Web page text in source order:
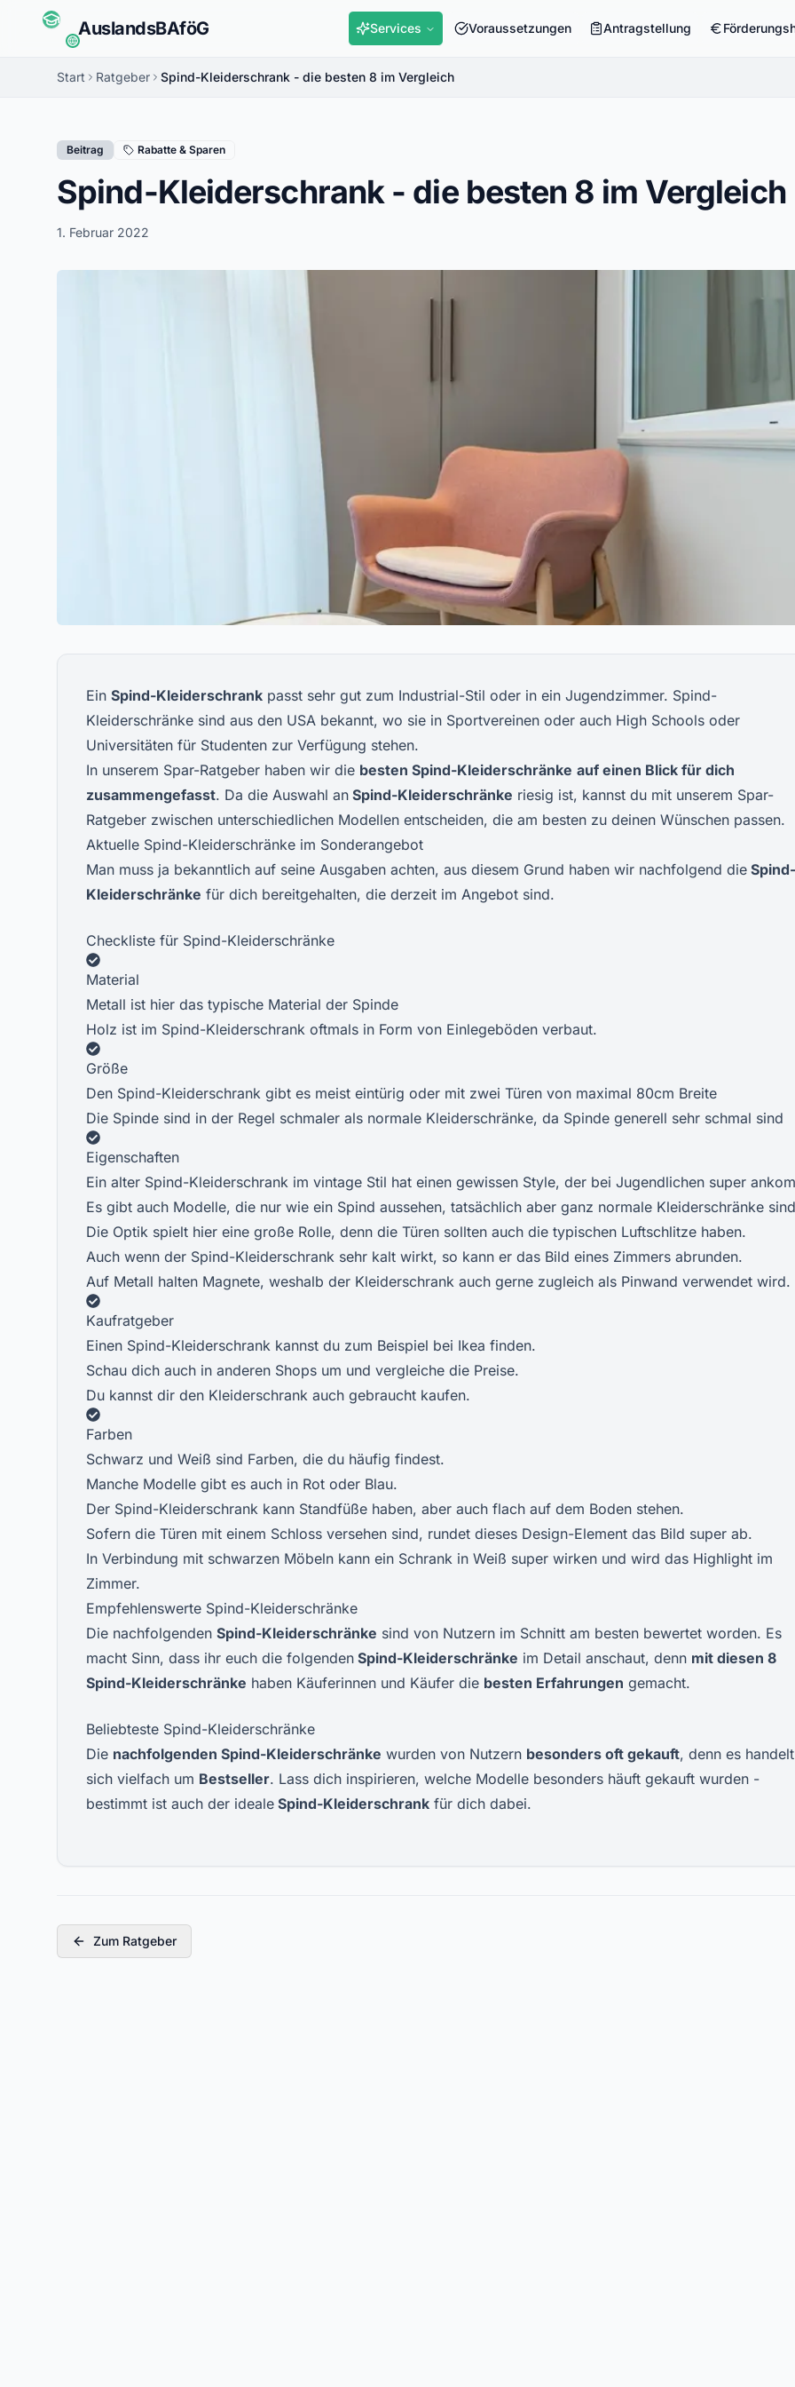
AuslandsBAföG Services Voraussetzungen Antragstellung
Start Ratgeber Spind-Kleiderschrank - die besten 8 im Vergleich
Beitrag Rabatte & Sparen
Spind-Kleiderschrank - die besten 8 im Vergleich
1. Februar 2022
Ein Spind-Kleiderschrank passt sehr gut zum Industrial-Stil oder in ein Jugendzimmer. Spind-
Kleiderschränke sind aus den USA bekannt, wo sie in Sportvereinen oder auch High Schools oder
Universitäten für Studenten zur Verfügung stehen.
In unserem Spar-Ratgeber haben wir die besten Spind-Kleiderschränke auf einen Blick für dich
zusammengefasst. Da die Auswahl an Spind-Kleiderschränke riesig ist, kannst du mit unserem Spar-
Ratgeber zwischen unterschiedlichen Modellen entscheiden, die am besten zu deinen Wünschen passen.
Aktuelle Spind-Kleiderschränke im Sonderangebot
Man muss ja bekanntlich auf seine Ausgaben achten, aus diesem Grund haben wir nachfolgend die Spind-
Kleiderschränke für dich bereitgehalten, die derzeit im Angebot sind.
Checkliste für Spind-Kleiderschränke
Material
Metall ist hier das typische Material der Spinde
Holz ist im Spind-Kleiderschrank oftmals in Form von Einlegeböden verbaut.
Größe
Den Spind-Kleiderschrank gibt es meist eintürig oder mit zwei Türen von maximal 80cm Breite
Die Spinde sind in der Regel schmaler als normale Kleiderschränke, da Spinde generell sehr schmal sind
Eigenschaften
Ein alter Spind-Kleiderschrank im vintage Stil hat einen gewissen Style, der bei Jugendlichen super
Es gibt auch Modelle, die nur wie ein Spind aussehen, tatsächlich aber ganz normale Kleiderschränke
Die Optik spielt hier eine große Rolle, denn die Türen sollten auch die typischen Luftschlitze haben.
Auch wenn der Spind-Kleiderschrank sehr kalt wirkt, so kann er das Bild eines Zimmers abrunden.
Auf Metall halten Magnete, weshalb der Kleiderschrank auch gerne zugleich als Pinwand verwendet wird.
Kaufratgeber
Einen Spind-Kleiderschrank kannst du zum Beispiel bei Ikea finden.
Schau dich auch in anderen Shops um und vergleiche die Preise.
Du kannst dir den Kleiderschrank auch gebraucht kaufen.
Farben
Schwarz und Weiß sind Farben, die du häufig findest.
Manche Modelle gibt es auch in Rot oder Blau.
Der Spind-Kleiderschrank kann Standfüße haben, aber auch flach auf dem Boden stehen.
Sofern die Türen mit einem Schloss versehen sind, rundet dieses Design-Element das Bild super ab.
In Verbindung mit schwarzen Möbeln kann ein Schrank in Weiß super wirken und wird das Highlight im
Zimmer.
Empfehlenswerte Spind-Kleiderschränke
Die nachfolgenden Spind-Kleiderschränke sind von Nutzern im Schnitt am besten bewertet worden. Es
macht Sinn, dass ihr euch die folgenden Spind-Kleiderschränke im Detail anschaut, denn mit diesen 8
Spind-Kleiderschränke haben Käuferinnen und Käufer die besten Erfahrungen gemacht.
Beliebteste Spind-Kleiderschränke
Die nachfolgenden Spind-Kleiderschränke wurden von Nutzern besonders oft gekauft, denn es handelt
sich vielfach um Bestseller. Lass dich inspirieren, welche Modelle besonders häuft gekauft wurden -
bestimmt ist auch der ideale Spind-Kleiderschrank für dich dabei.
Zum Ratgeber